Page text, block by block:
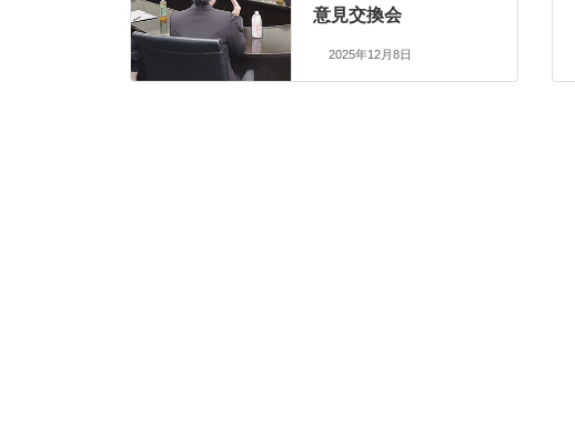
意見交換会
2025年12月8日